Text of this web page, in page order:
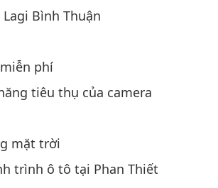
Bình Thuận
phí
tiêu thụ của camera
mặt trời
trình ô tô tại Phan Thiết